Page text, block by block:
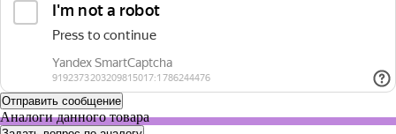
Аналоги данного товара